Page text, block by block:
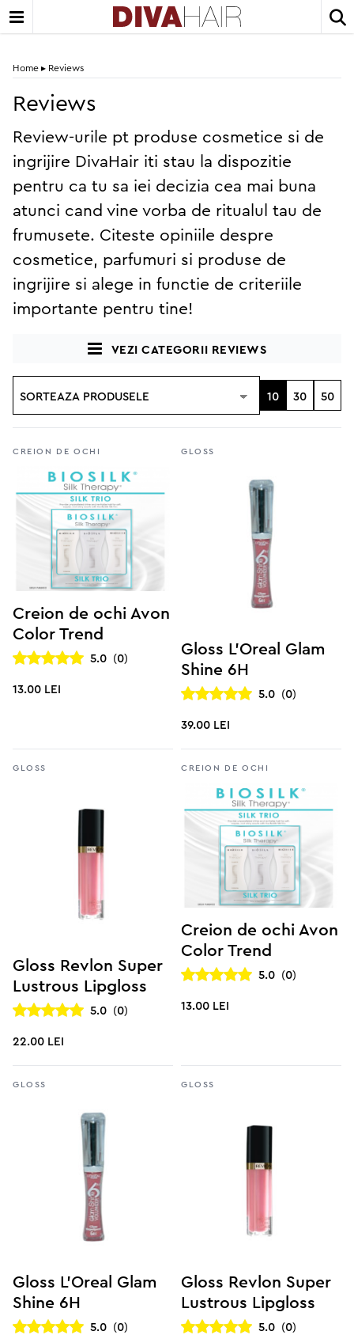
Home ▸ Reviews
Reviews
Review-urile pt produse cosmetice si de
ingrijire DivaHair iti stau la dispozitie
pentru ca tu sa iei decizia cea mai buna
atunci cand vine vorba de ritualul tau de
frumusete. Citeste opiniile despre
cosmetice, parfumuri si produse de
ingrijire si alege in functie de criteriile
importante pentru tine!
Vezi categorii reviews
10 30 50
Creion de ochi
Creion de ochi Avon
Color Trend
5.0 (0)
13.00 lei
Gloss
Gloss L’Oreal Glam
Shine 6H
5.0 (0)
39.00 lei
Gloss
Gloss Revlon Super
Lustrous Lipgloss
5.0 (0)
22.00 lei
Creion de ochi
Creion de ochi Avon
Color Trend
5.0 (0)
13.00 lei
Gloss
Gloss L’Oreal Glam
Shine 6H
5.0 (0)
Gloss
Gloss Revlon Super
Lustrous Lipgloss
5.0 (0)